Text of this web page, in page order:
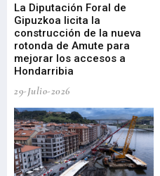
La Diputación Foral de
Gipuzkoa licita la
construcción de la nueva
rotonda de Amute para
mejorar los accesos a
Hondarribia
29-Julio-2026